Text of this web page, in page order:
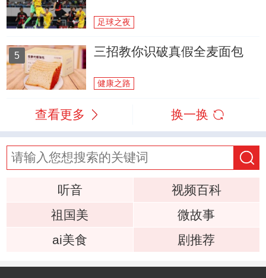
足球之夜
5 三招教你识破真假全麦面包
健康之路
查看更多 换一换
听音
视频百科
祖国美
微故事
ai美食
剧推荐